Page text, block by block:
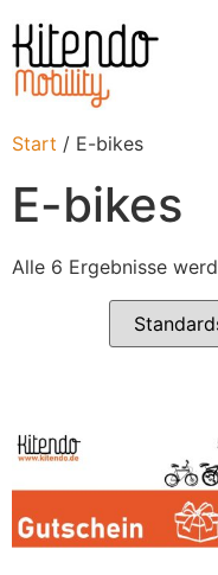
Start / E-bikes
E-bikes
Alle 6 Ergebnisse